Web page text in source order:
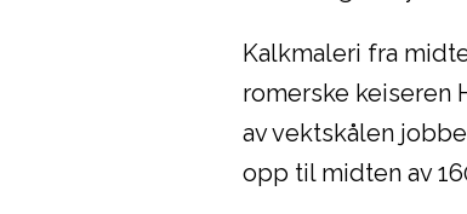
Kalkmaleri fra
romerske keiseren
av vektskålen
opp til midten av